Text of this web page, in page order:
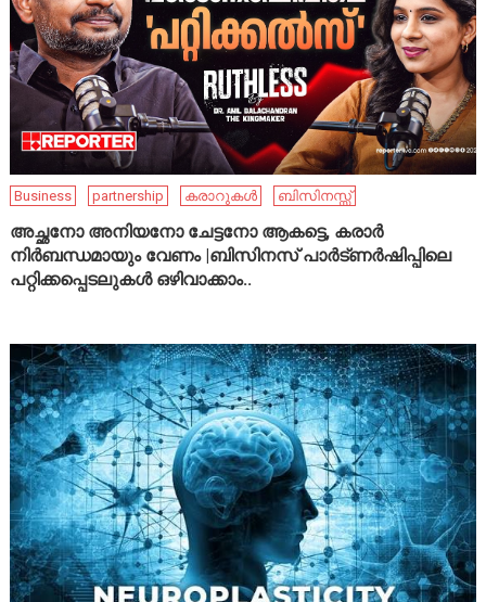
Business partnership കരാറുകൾ ബിസിനസ്സ്
അച്ഛനോ അനിയനോ ചേട്ടനോ ആകട്ടെ, കരാർ
നിർബന്ധമായും വേണം |ബിസിനസ് പാർട്ണർഷിപ്പിലെ
പറ്റിക്കപ്പെടലുകൾ ഒഴിവാക്കാം..